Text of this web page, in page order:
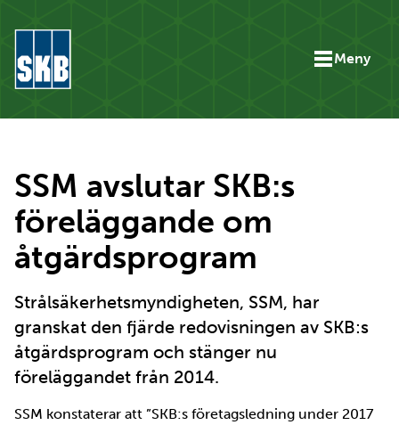
Meny
SSM avslutar SKB:s
föreläggande om
åtgärdsprogram
Strålsäkerhetsmyndigheten, SSM, har
granskat den fjärde redovisningen av SKB:s
åtgärdsprogram och stänger nu
föreläggandet från 2014.
SSM konstaterar att ”SKB:s företagsledning under 2017